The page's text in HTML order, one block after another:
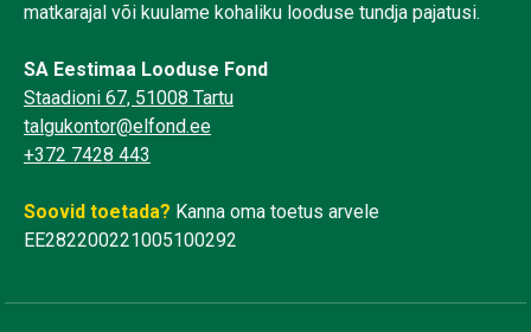
matkarajal või kuulame kohaliku looduse tundja pajatusi.
SA Eestimaa Looduse Fond
Staadioni 67, 51008 Tartu
talgukontor@elfond.ee
+372 7428 443
Soovid toetada? Kanna oma toetus arvele
EE282200221005100292